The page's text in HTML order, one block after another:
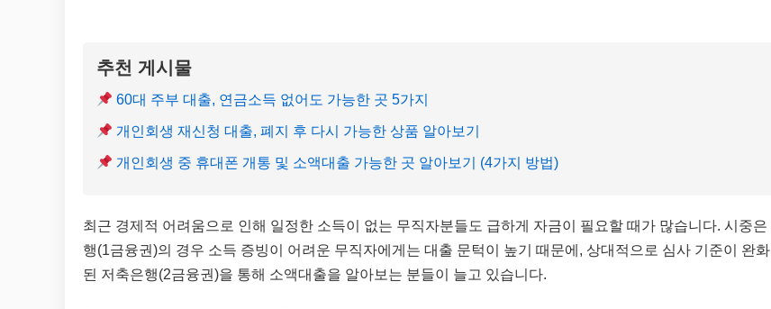
추천 게시물
60대 주부 대출, 연금소득 없어도 가능한 곳 5가지
개인회생 재신청 대출, 폐지 후 다시 가능한 상품 알아보기
개인회생 중 휴대폰 개통 및 소액대출 가능한 곳 알아보기 (4가지 방법)
최근 경제적 어려움으로 인해 일정한 소득이 없는 무직자분들도 급하게 자금이 필요할 때가 많습니다. 시중은
행(1금융권)의 경우 소득 증빙이 어려운 무직자에게는 대출 문턱이 높기 때문에, 상대적으로 심사 기준이 완화
된 저축은행(2금융권)을 통해 소액대출을 알아보는 분들이 늘고 있습니다.